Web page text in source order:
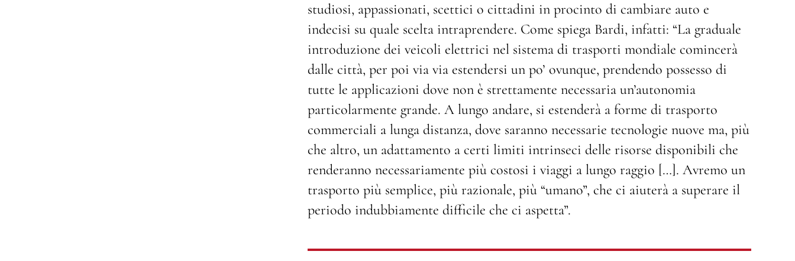
studiosi, appassionati, scettici o cittadini in procinto di cambiare auto e
indecisi su quale scelta intraprendere. Come spiega Bardi, infatti: “La graduale
introduzione dei veicoli elettrici nel sistema di trasporti mondiale comincerà
dalle città, per poi via via estendersi un po’ ovunque, prendendo possesso di
tutte le applicazioni dove non è strettamente necessaria un’autonomia
particolarmente grande. A lungo andare, si estenderà a forme di trasporto
commerciali a lunga distanza, dove saranno necessarie tecnologie nuove ma, più
che altro, un adattamento a certi limiti intrinseci delle risorse disponibili che
renderanno necessariamente più costosi i viaggi a lungo raggio […]. Avremo un
trasporto più semplice, più razionale, più “umano”, che ci aiuterà a superare il
periodo indubbiamente difficile che ci aspetta”.